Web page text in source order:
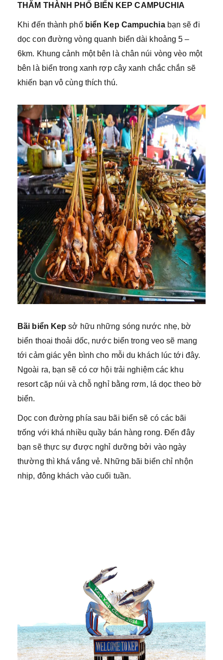
THĂM THÀNH PHỐ BIỂN KEP CAMPUCHIA
Khi đến thành phố biển Kep Campuchiabạn sẽ đi
dọc con đường vòng quanh biển dài khoảng 5 –
6km. Khung cảnh một bên là chân núi vòng vèo một
bên là biển trong xanh rợp cây xanh chắc chắn sẽ
khiến bạn vô cùng thích thú.
Bãi biển Kep sở hữu những sóng nước nhẹ, bờ
biển thoai thoải dốc, nước biển trong veo sẽ mang
tới cảm giác yên bình cho mỗi du khách lúc tới đây.
Ngoài ra, bạn sẽ có cơ hội trải nghiệm các khu
resort cặp núi và chỗ nghỉ bằng rơm, lá dọc theo bờ
biển.
Dọc con đường phía sau bãi biển sẽ có các bãi
trống với khá nhiều quầy bán hàng rong. Đến đây
bạn sẽ thực sự được nghỉ dưỡng bởi vào ngày
thường thì khá vắng vẻ. Những bãi biển chỉ nhộn
nhịp, đông khách vào cuối tuần.